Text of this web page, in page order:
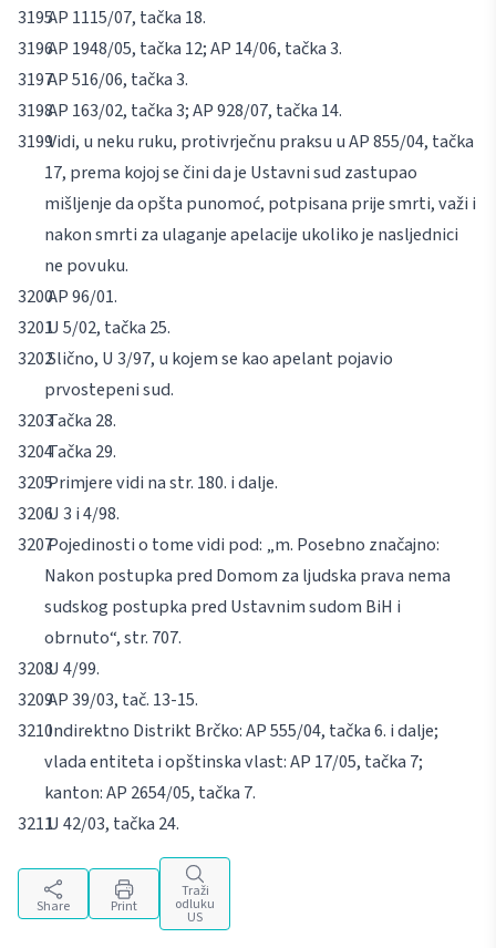
AP 1115/07, tačka 18.
AP 1948/05, tačka 12; AP 14/06, tačka 3.
AP 516/06, tačka 3.
AP 163/02, tačka 3; AP 928/07, tačka 14.
Vidi, u neku ruku, protivrječnu praksu u AP 855/04, tačka
17, prema kojoj se čini da je Ustavni sud zastupao
mišljenje da opšta punomoć, potpisana prije smrti, važi i
nakon smrti za ulaganje apelacije ukoliko je nasljednici
ne povuku.
AP 96/01.
U 5/02, tačka 25.
Slično, U 3/97, u kojem se kao apelant pojavio
prvostepeni sud.
Tačka 28.
Tačka 29.
Primjere vidi na str. 180. i dalje.
U 3 i 4/98.
Pojedinosti o tome vidi pod: „m. Posebno značajno:
Nakon postupka pred Domom za ljudska prava nema
sudskog postupka pred Ustavnim sudom BiH i
obrnuto“, str. 707.
U 4/99.
AP 39/03, tač. 13-15.
Indirektno Distrikt Brčko: AP 555/04, tačka 6. i dalje;
vlada entiteta i opštinska vlast: AP 17/05, tačka 7;
kanton: AP 2654/05, tačka 7.
U 42/03, tačka 24.
Share Print
Traži
odluku
US